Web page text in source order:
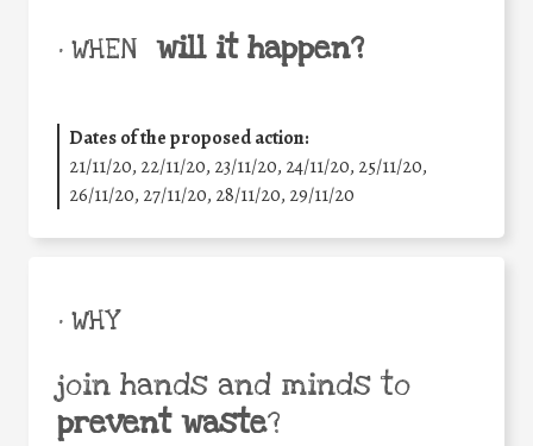
• WHEN will it happen?
Dates of the proposed action:
21/11/20, 22/11/20, 23/11/20, 24/11/20, 25/11/20,
26/11/20, 27/11/20, 28/11/20, 29/11/20
• WHY
join hands and minds to
prevent waste?